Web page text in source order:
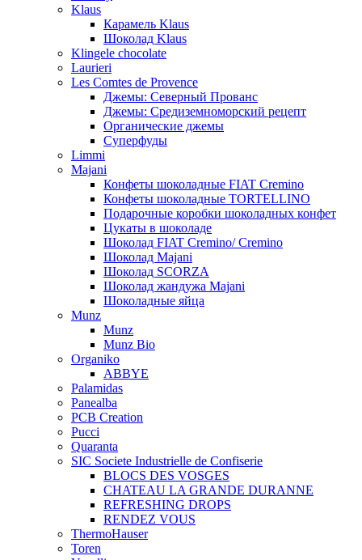
Klaus
Карамель Klaus
Шоколад Klaus
Klingele chocolate
Laurieri
Les Comtes de Provence
Джемы: Северный Прованс
Джемы: Средиземноморский рецепт
Органические джемы
Суперфуды
Limmi
Majani
Конфеты шоколадные FIAT Cremino
Конфеты шоколадные TORTELLINO
Подарочные коробки шоколадных конфет
Цукаты в шоколаде
Шоколад FIAT Cremino/ Cremino
Шоколад Majani
Шоколад SCORZA
Шоколад жандужа Majani
Шоколадные яйца
Munz
Munz
Munz Bio
Organiko
ABBYE
Palamidas
Panealba
PCB Creation
Pucci
Quaranta
SIC Societe Industrielle de Confiserie
BLOCS DES VOSGES
CHATEAU LA GRANDE DURANNE
REFRESHING DROPS
RENDEZ VOUS
ThermoHauser
Toren